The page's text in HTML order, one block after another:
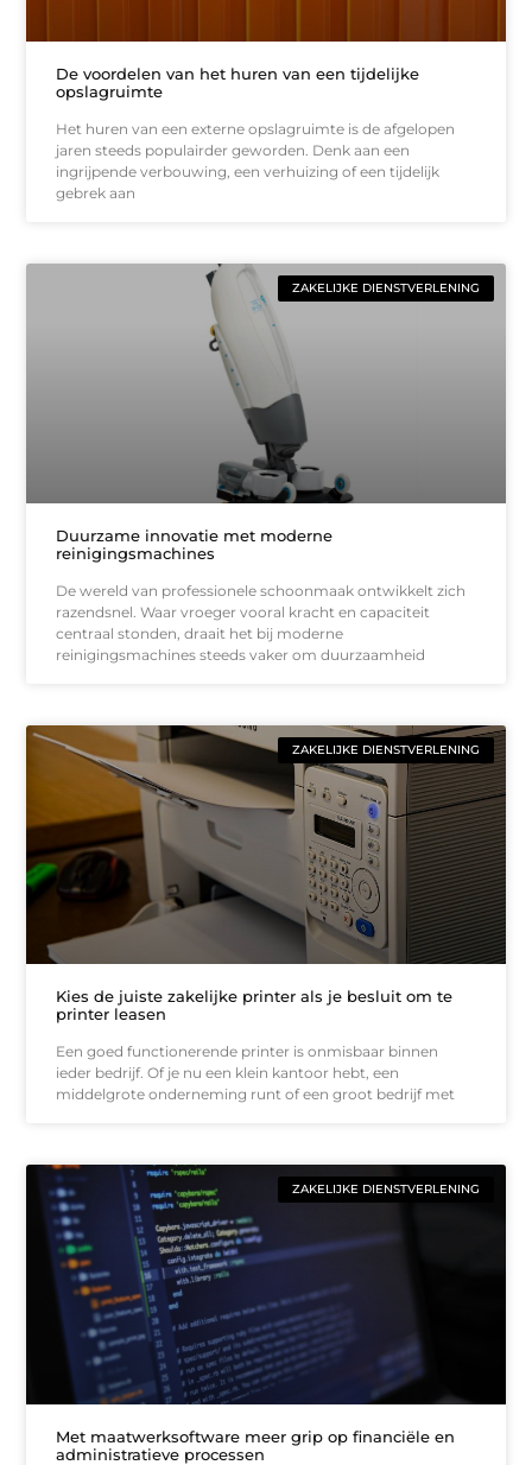
De voordelen van het huren van een tijdelijke
opslagruimte
Het huren van een externe opslagruimte is de afgelopen
jaren steeds populairder geworden. Denk aan een
ingrijpende verbouwing, een verhuizing of een tijdelijk
gebrek aan
ZAKELIJKE DIENSTVERLENING
Duurzame innovatie met moderne
reinigingsmachines
De wereld van professionele schoonmaak ontwikkelt zich
razendsnel. Waar vroeger vooral kracht en capaciteit
centraal stonden, draait het bij moderne
reinigingsmachines steeds vaker om duurzaamheid
ZAKELIJKE DIENSTVERLENING
Kies de juiste zakelijke printer als je besluit om te
printer leasen
Een goed functionerende printer is onmisbaar binnen
ieder bedrijf. Of je nu een klein kantoor hebt, een
middelgrote onderneming runt of een groot bedrijf met
ZAKELIJKE DIENSTVERLENING
Met maatwerksoftware meer grip op financiële en
administratieve processen